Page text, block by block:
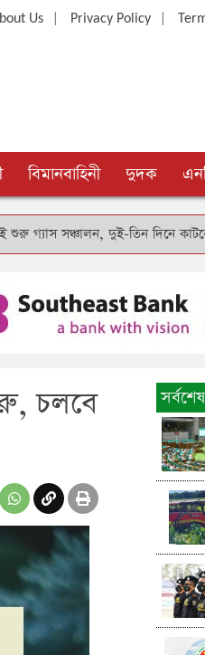
Us| Privacy Policy|
বিমানবাহিনী দুদক
দুই-তিন দিনে কাটবে সরবরাহ
চলবে